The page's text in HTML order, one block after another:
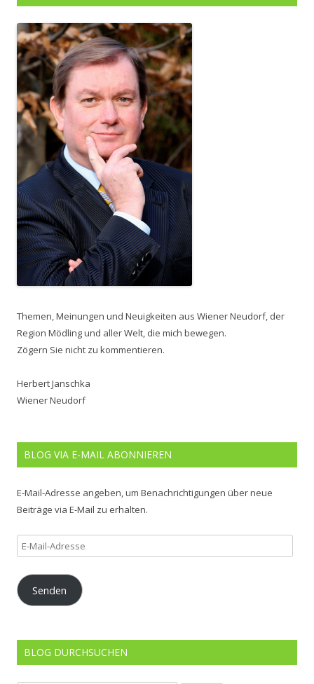
Themen, Meinungen und Neuigkeiten aus Wiener Neudorf, der
Region Mödling und aller Welt, die mich bewegen.
Zögern Sie nicht zu kommentieren.
Herbert Janschka
Wiener Neudorf
BLOG VIA E-MAIL ABONNIEREN
E-Mail-Adresse angeben, um Benachrichtigungen über neue
Beiträge via E-Mail zu erhalten.
E-
Mail-
Adresse
Senden
BLOG DURCHSUCHEN